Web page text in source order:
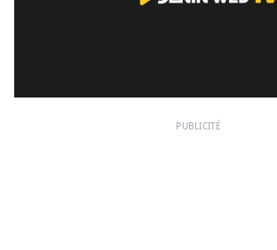
PUBLICITÉ